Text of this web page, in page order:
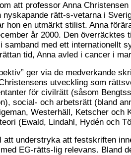
att professor Anna
rätt-s-vetarna i
hon en utmärkt stilist. Anna
år 2000. Den överräcktes
samband med ett internationellt
tid, Anna avled i cancer i
ger via de medverkande
utveckling som
för civilrätt (såsom
social- och arbetsrätt (bland
Westerhäll, Ketscher och
(Ewald, Lindahl, Hydén och
att understryka att festskriften
EG-rätts-lig relevans. Bland